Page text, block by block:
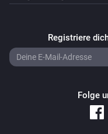
Registriere
Folge